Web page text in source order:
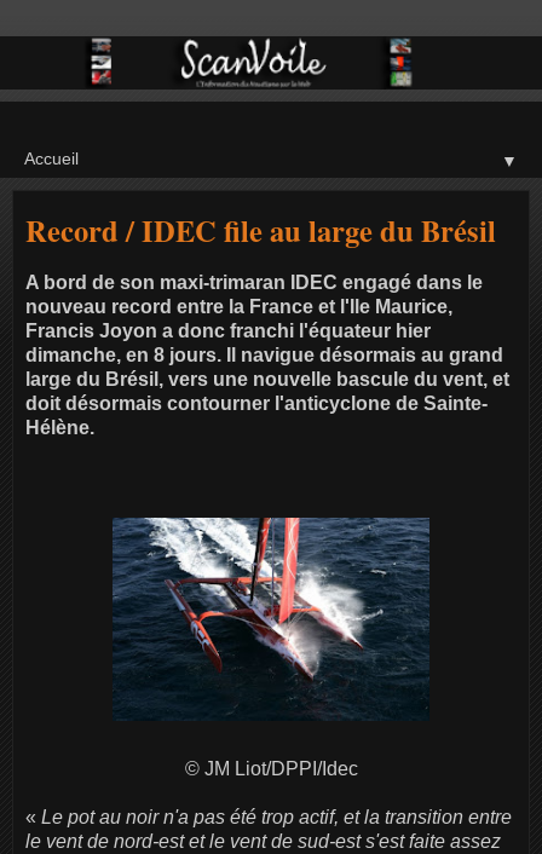
▼
Record / IDEC file au large du Brésil
A bord de son maxi-trimaran IDEC engagé dans le
nouveau record entre la France et l'Ile Maurice,
Francis Joyon a donc franchi l'équateur hier
dimanche, en 8 jours. Il navigue désormais au grand
large du Brésil, vers une nouvelle bascule du vent, et
doit désormais contourner l'anticyclone de Sainte-
Hélène.
© JM Liot/DPPI/Idec
« Le pot au noir n'a pas été trop actif, et la transition entre
le vent de nord-est et le vent de sud-est s'est faite assez